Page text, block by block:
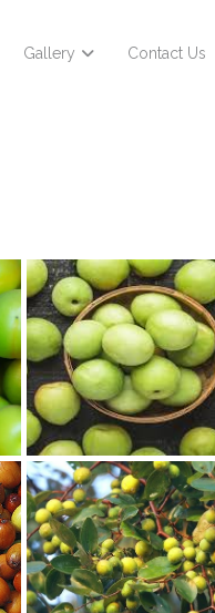
Gallery Contact Us